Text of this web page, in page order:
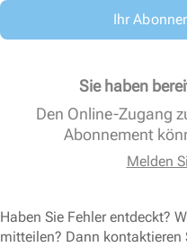
Ihr
Sie haben
Den Online-Zugang
Abonnement
Melden
Haben Sie Fehler entdeckt?
mitteilen? Dann kontaktieren